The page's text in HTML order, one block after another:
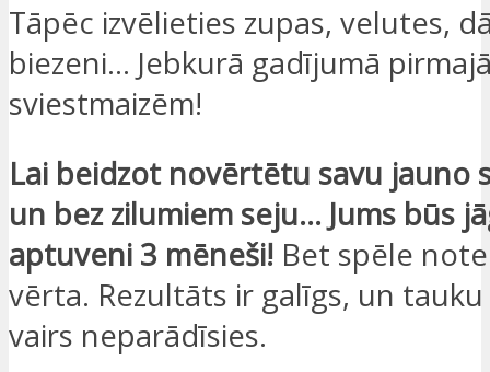
Tāpēc izvēlieties zupas, velutes,
biezeni… Jebkurā gadījumā
sviestmaizēm!
Lai beidzot novērtētu savu jauno
un bez zilumiem seju… Jums būs
aptuveni 3 mēneši! Bet spēle
vērta. Rezultāts ir galīgs, un
vairs neparādīsies.